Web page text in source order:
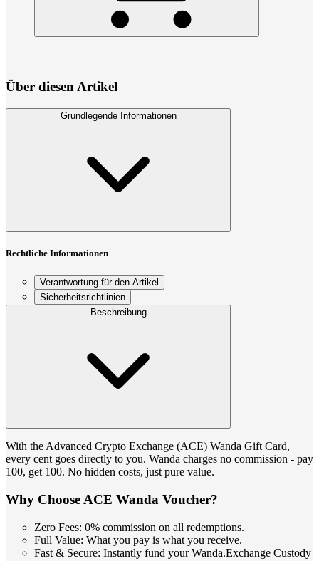
Über diesen Artikel
Grundlegende Informationen
Rechtliche Informationen
Verantwortung für den Artikel
Sicherheitsrichtlinien
Beschreibung
With the Advanced Crypto Exchange (ACE) Wanda Gift Card,
every cent goes directly to you. Wanda charges no commission - pay
100, get 100. No hidden costs, just pure value.
Why Choose ACE Wanda Voucher?
Zero Fees: 0% commission on all redemptions.
Full Value: What you pay is what you receive.
Fast & Secure: Instantly fund your Wanda.Exchange Custody